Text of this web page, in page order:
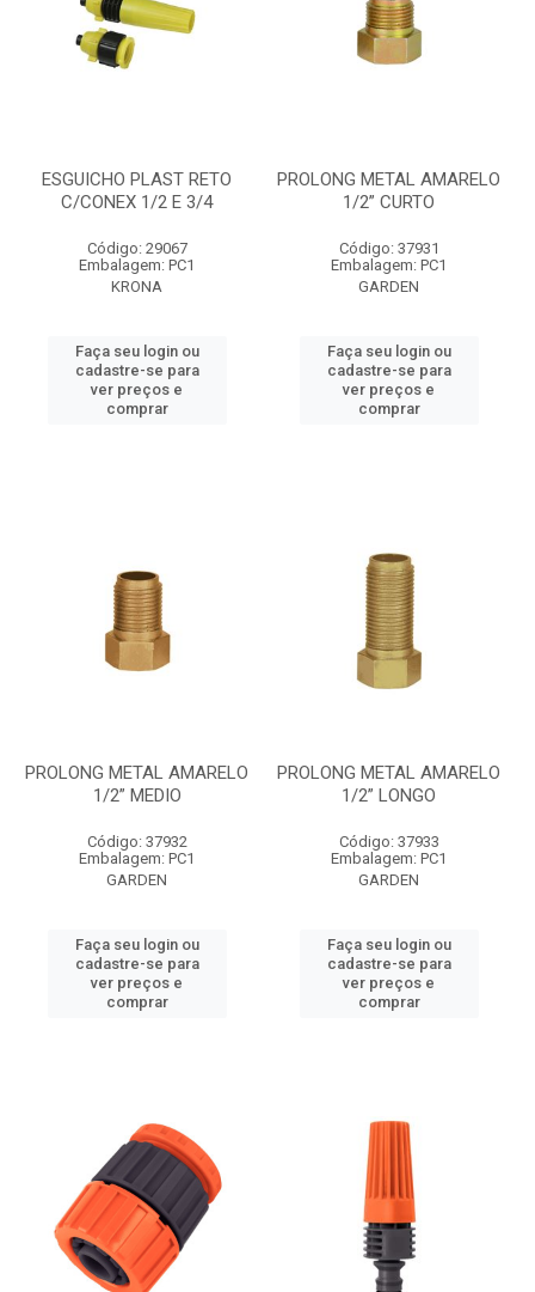
ESGUICHO PLAST RETO
C/CONEX 1/2 E 3/4
Código: 29067
Embalagem: PC1
KRONA
Faça seu login ou
cadastre-se para
ver preços e
comprar
PROLONG METAL AMARELO
1/2” CURTO
Código: 37931
Embalagem: PC1
GARDEN
Faça seu login ou
cadastre-se para
ver preços e
comprar
PROLONG METAL AMARELO
1/2” MEDIO
Código: 37932
Embalagem: PC1
GARDEN
Faça seu login ou
cadastre-se para
ver preços e
comprar
PROLONG METAL AMARELO
1/2” LONGO
Código: 37933
Embalagem: PC1
GARDEN
Faça seu login ou
cadastre-se para
ver preços e
comprar